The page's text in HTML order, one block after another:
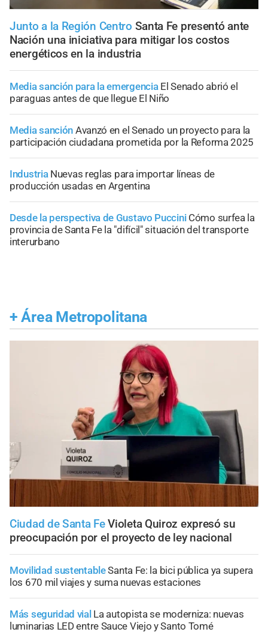
Junto a la Región Centro Santa Fe presentó ante
Nación una iniciativa para mitigar los costos
energéticos en la industria
Media sanción para la emergencia El Senado abrió el
paraguas antes de que llegue El Niño
Media sanción Avanzó en el Senado un proyecto para la
participación ciudadana prometida por la Reforma 2025
Industria Nuevas reglas para importar líneas de
producción usadas en Argentina
Desde la perspectiva de Gustavo Puccini Cómo surfea la
provincia de Santa Fe la "difícil" situación del transporte
interurbano
+ Área Metropolitana
Ciudad de Santa Fe Violeta Quiroz expresó su
preocupación por el proyecto de ley nacional
Movilidad sustentableSanta Fe: la bici pública ya supera
los 670 mil viajes y suma nuevas estaciones
Más seguridad vial La autopista se moderniza: nuevas
luminarias LED entre Sauce Viejo y Santo Tomé